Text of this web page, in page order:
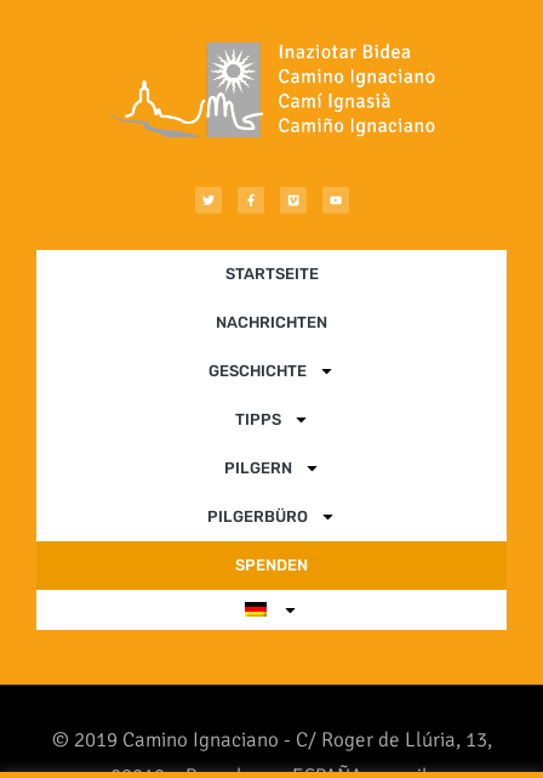
STARTSEITE
NACHRICHTEN
GESCHICHTE
TIPPS
PILGERN
PILGERBÜRO
SPENDEN
© 2019 Camino Ignaciano - C/ Roger de Llúria, 13,